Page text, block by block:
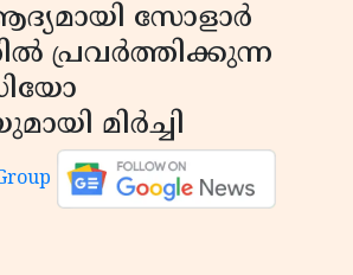
സോളാർ
പ്രവർത്തിക്കുന്ന
മിർച്ചി